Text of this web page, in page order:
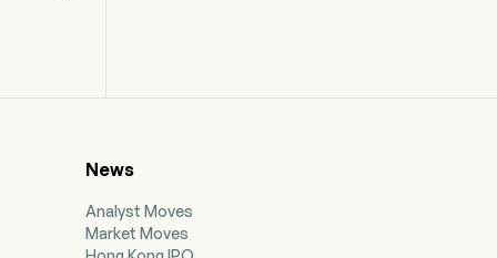
News
Analyst Moves
Market Moves